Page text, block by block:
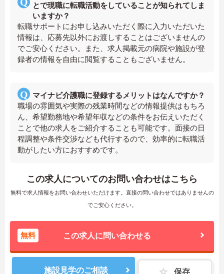
とで現職に転職活動をしていることが知られてしま
いますか？
転職サポートにお申し込みいただく際に入力いただいた
情報は、応募先以外にお渡しすることはございませんの
でご安心ください。また、求人掲載元の病院や施設が登
録者の情報を自由に閲覧することもございません。
マイナビ介護職に登録するメリットはなんですか？
職場の雰囲気や実際の残業時間などの情報提供はもちろ
ん、希望勤務地や希望年収などの条件をお伝えいただく
ことで他の求人をご紹介することも可能です。面接の日
程調整や条件交渉なども代行するので、効率的に転職活
動がしたい方におすすめです。
この求人についてのお問い合わせはこちら
無料で求人情報をお問い合わせいただけます。直接の問い合わせではありませんの
でご安心ください。
無料 この求人に問い合わせる
施設見学のご相談 保存